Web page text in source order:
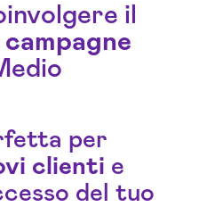
il
campagne
per
clienti e
del tuo